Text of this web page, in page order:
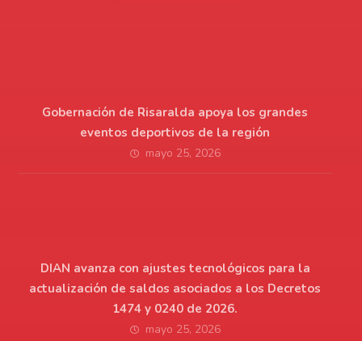
Gobernación de Risaralda apoya los grandes
eventos deportivos de la región
mayo 25, 2026
DIAN avanza con ajustes tecnológicos para la
actualización de saldos asociados a los Decretos
1474 y 0240 de 2026.
mayo 25, 2026